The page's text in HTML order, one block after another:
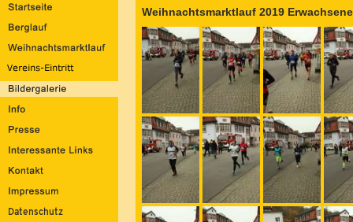
Weihnachtsmarktlauf 2019